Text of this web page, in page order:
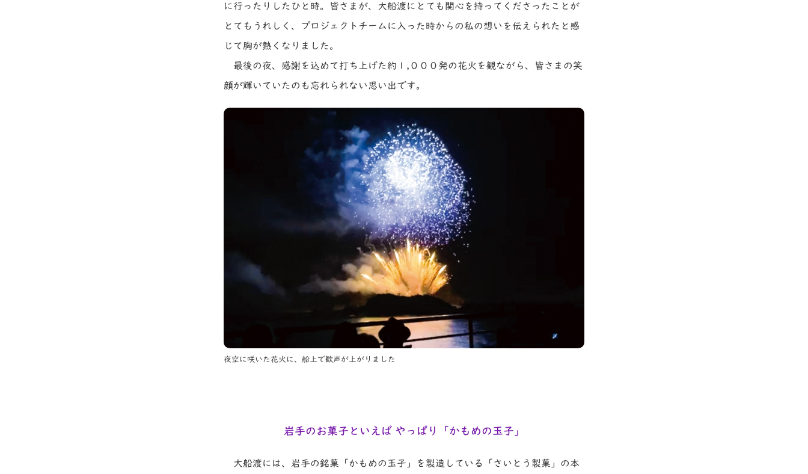
に行ったりしたひと時。皆さまが、大船渡にとても関心を持ってくださったことが
とてもうれしく、プロジェクトチームに入った時からの私の想いを伝えられたと感
じて胸が熱くなりました。
最後の夜、感謝を込めて打ち上げた約１,０００発の花火を観ながら、皆さまの笑
顔が輝いていたのも忘れられない思い出です。
夜空に咲いた花火に、船上で歓声が上がりました
岩手のお菓子といえば やっぱり「かもめの玉子」
大船渡には、岩手の銘菓「かもめの玉子」を製造している「さいとう製菓」の本